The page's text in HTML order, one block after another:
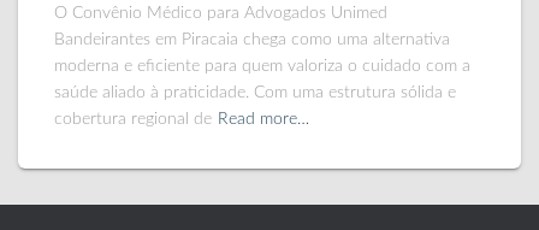
O Convênio Médico para Advogados Unimed
Bandeirantes em Piracaia chega como uma alternativa
moderna e eficiente para quem valoriza o cuidado com a
saúde aliado à praticidade. Com uma estrutura sólida e
cobertura regional de Read more…